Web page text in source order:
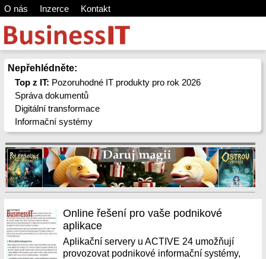
O nás Inzerce Kontakt
Nepřehlédněte:
Top z IT: Pozoruhodné IT produkty pro rok 2026
Správa dokumentů
Digitální transformace
Informační systémy
Online řešení pro vaše podnikové
aplikace
Aplikační servery u ACTIVE 24 umožňují
provozovat podnikové informační systémy,